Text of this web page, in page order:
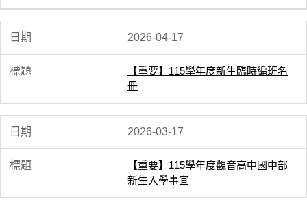
2026-04-17
【重要】115學年度新生臨時編班名
冊
2026-03-17
【重要】115學年度觀音高中國中部
新生入學事宜